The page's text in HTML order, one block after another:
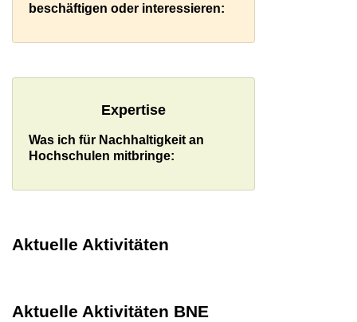
beschäftigen oder interessieren:
Expertise
Was ich für Nachhaltigkeit an
Hochschulen mitbringe:
Aktuelle Aktivitäten
Aktuelle Aktivitäten BNE